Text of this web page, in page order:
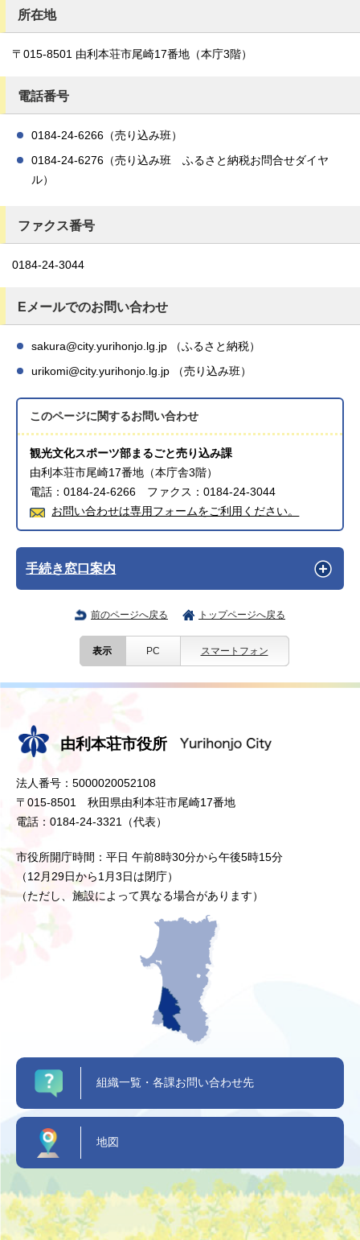
所在地
〒015-8501 由利本荘市尾崎17番地（本庁3階）
電話番号
0184-24-6266（売り込み班）
0184-24-6276（売り込み班 ふるさと納税お問合せダイヤ
ル）
ファクス番号
0184-24-3044
Eメールでのお問い合わせ
sakura@city.yurihonjo.lg.jp （ふるさと納税）
urikomi@city.yurihonjo.lg.jp （売り込み班）
このページに関するお問い合わせ
観光文化スポーツ部まるごと売り込み課
由利本荘市尾崎17番地（本庁舎3階）
電話：0184-24-6266 ファクス：0184-24-3044
お問い合わせは専用フォームをご利用ください。
手続き窓口案内
前のページへ戻る トップページへ戻る
表示 PC スマートフォン
由利本荘市役所
法人番号：5000020052108
〒015-8501 秋田県由利本荘市尾崎17番地
電話：0184-24-3321（代表）
市役所開庁時間：平日 午前8時30分から午後5時15分
（12月29日から1月3日は閉庁）
（ただし、施設によって異なる場合があります）
組織一覧・各課お問い合わせ先
地図